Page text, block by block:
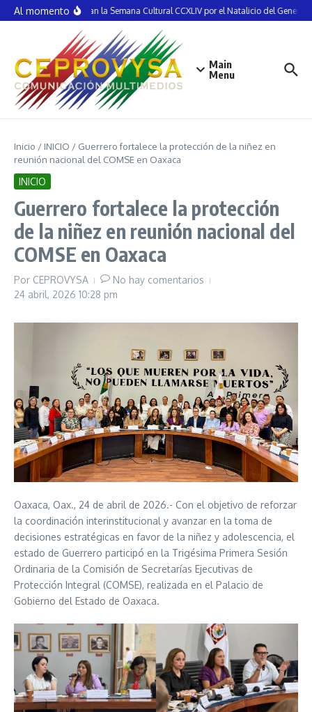
Saltar al contenido
Al momentoInauguran la Semana Cultural CCXLIV por el Natalicio del General
Main
Menu
Inicio / INICIO / Guerrero fortalece la protección de la niñez en
reunión nacional del COMSE en Oaxaca
INICIO
Guerrero fortalece la protección
de la niñez en reunión nacional del
COMSE en Oaxaca
Por CEPROVYSA
No hay comentarios
24 abril, 2026 10:28 pm
Oaxaca, Oax., 24 de abril de 2026.- Con el objetivo de reforzar
la coordinación interinstitucional y avanzar en la toma de
decisiones estratégicas en favor de la niñez y adolescencia, el
estado de Guerrero participó en la Trigésima Primera Sesión
Ordinaria de la Comisión de Secretarías Ejecutivas de
Protección Integral (COMSE), realizada en el Palacio de
Gobierno del Estado de Oaxaca.